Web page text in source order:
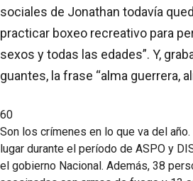
sociales de Jonathan todavía
practicar boxeo recreativo para
sexos y todas las edades”. Y,
guantes, la frase “alma guerrera,
60
Son los crímenes en lo que va del
lugar durante el período de ASPO y
el gobierno Nacional. Además, 38